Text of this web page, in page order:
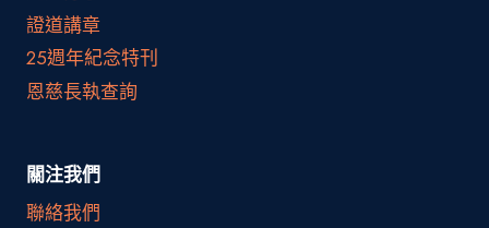
證道講章
25週年紀念特刊
恩慈長執查詢
關注我們
聯絡我們